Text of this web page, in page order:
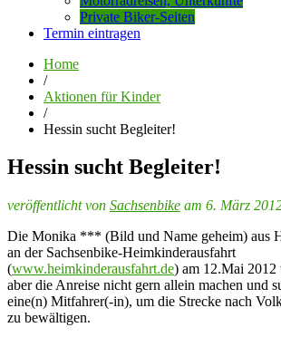
Private Biker-Seiten
Termin eintragen
Home
/
Aktionen für Kinder
/
Hessin sucht Begleiter!
Hessin sucht Begleiter!
veröffentlicht von Sachsenbike am 6. März
Die Monika *** (Bild und Name geheim) aus
an der Sachsenbike-Heimkinderausfahrt
(www.heimkinderausfahrt.de) am 12.Mai 2012
aber die Anreise nicht gern allein machen und
eine(n) Mitfahrer(-in), um die Strecke nach
zu bewältigen.